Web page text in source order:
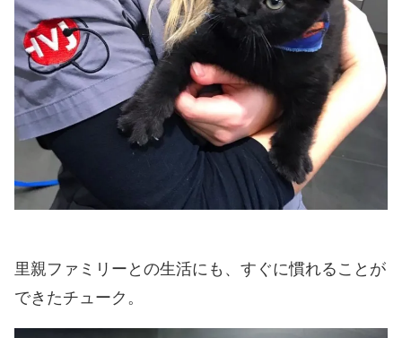
里親ファミリーとの生活にも、すぐに慣れることが
できたチューク。